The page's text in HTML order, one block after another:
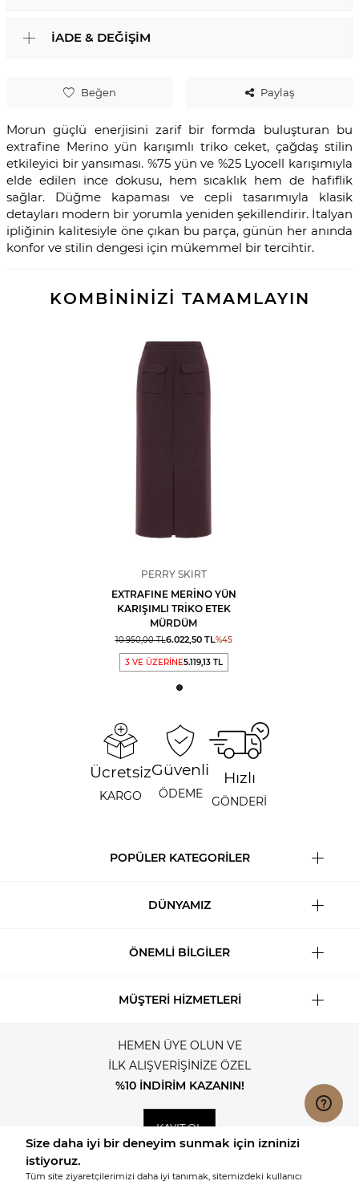
Beğen Paylaş
Morun güçlü enerjisini zarif bir formda buluşturan bu
extrafine Merino yün karışımlı triko ceket, çağdaş stilin
etkileyici bir yansıması. %75 yün ve %25 Lyocell karışımıyla
elde edilen ince dokusu, hem sıcaklık hem de hafiflik
sağlar. Düğme kapaması ve cepli tasarımıyla klasik
detayları modern bir yorumla yeniden şekillendirir. İtalyan
ipliğinin kalitesiyle öne çıkan bu parça, günün her anında
konfor ve stilin dengesi için mükemmel bir tercihtir.
İADE & DEĞIŞIM
KOMBİNİNİZİ TAMAMLAYIN
PERRY SKIRT
EXTRAFINE MERINO YÜN
KARIŞIMLI TRIKO ETEK
MÜRDÜM
10.950,00TL6.022,50TL%45
3 VE ÜZERİNE5.119,13 TL
Ücretsiz
KARGO
Güvenli
ÖDEME
Hızlı
GÖNDERİ
POPÜLER KATEGORİLER
DÜNYAMIZ
ÖNEMLİ BİLGİLER
MÜŞTERİ HİZMETLERİ
HEMEN ÜYE OLUN VE
İLK ALIŞVERİŞİNİZE ÖZEL
%10 İNDİRİM KAZANIN!
KAYIT OL